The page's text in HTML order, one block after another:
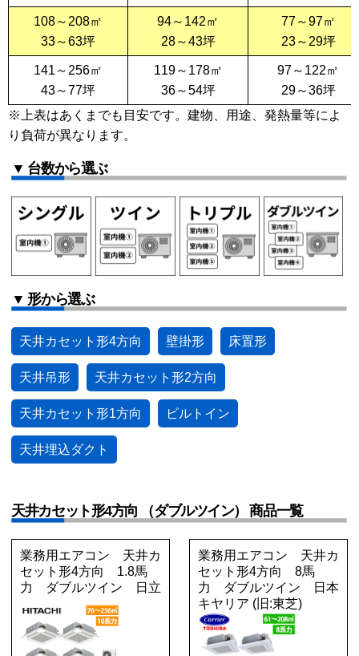
108～208㎡
33～63坪
94～142㎡
28～43坪
77～97㎡
23～29坪
141～256㎡
43～77坪
119～178㎡
36～54坪
97～122㎡
29～36坪
※上表はあくまでも目安です。建物、用途、発熱量等によ
り負荷が異なります。
▼ 台数から選ぶ
▼ 形から選ぶ
天井カセット形4方向 壁掛形 床置形
天井吊形 天井カセット形2方向
天井カセット形1方向 ビルトイン
天井埋込ダクト
天井カセット形4方向 （ダブルツイン） 商品一覧
業務用エアコン 天井カ
セット形4方向 1.8馬
力 ダブルツイン 日立
業務用エアコン 天井カ
セット形4方向 8馬
力 ダブルツイン 日本
キヤリア (旧:東芝)